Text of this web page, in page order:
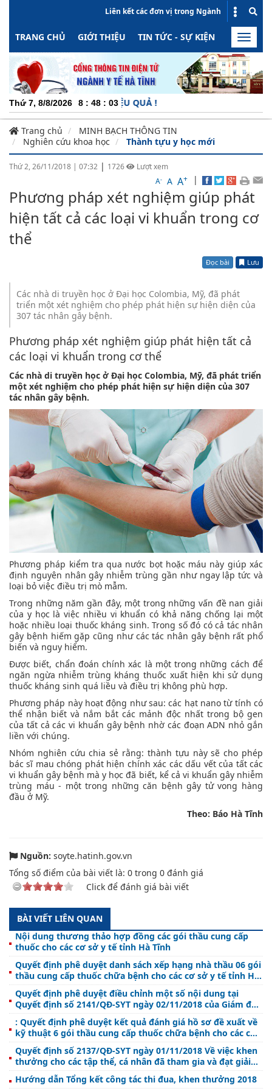
Liên kết các đơn vị trong Ngành
TRANG CHỦ GIỚI THIỆU TIN TỨC - SỰ KIỆN HOẠT
Toggle
Thứ 7, 8/8/2026 8 : 48 : 03
- MINH BẠCH - HIỆU QUẢ !
Trang chủ
MINH BẠCH THÔNG TIN
Nghiên cứu khoa học
Thành tựu y học mới
Thứ 2, 26/11/2018 | 07:32 | 1726
Lượt xem
A- A A+ |
Phương pháp xét nghiệm giúp phát
hiện tất cả các loại vi khuẩn trong cơ
thể
Đọc bài Lưu
Các nhà di truyền học ở Đại học Colombia, Mỹ, đã phát
triển một xét nghiệm cho phép phát hiện sự hiện diện của
307 tác nhân gây bệnh.
Phương pháp xét nghiệm giúp phát hiện tất cả
các loại vi khuẩn trong cơ thể
Các nhà di truyền học ở Đại học Colombia, Mỹ, đã phát triển
một xét nghiệm cho phép phát hiện sự hiện diện của 307
tác nhân gây bệnh.
Phương pháp kiểm tra qua nước bọt hoặc máu này giúp xác
định nguyên nhân gây nhiễm trùng gần như ngay lập tức và
loại bỏ việc điều trị mò mẫm.
Trong những năm gần đây, một trong những vấn đề nan giải
của y học là việc nhiều vi khuẩn có khả năng chống lại một
hoặc nhiều loại thuốc kháng sinh. Trong số đó có cả tác nhân
gây bệnh hiếm gặp cũng như các tác nhân gây bệnh rất phổ
biến và nguy hiểm.
Được biết, chẩn đoán chính xác là một trong những cách để
ngăn ngừa nhiễm trùng kháng thuốc xuất hiện khi sử dụng
thuốc kháng sinh quá liều và điều trị không phù hợp.
Phương pháp này hoạt động như sau: các hạt nano từ tính có
thể nhận biết và nắm bắt các mảnh độc nhất trong bộ gen
của tất cả các vi khuẩn gây bệnh nhờ các đoạn ADN nhỏ gắn
liền với chúng.
Nhóm nghiên cứu chia sẻ rằng: thành tựu này sẽ cho phép
bác sĩ mau chóng phát hiện chính xác các dấu vết của tất các
vi khuẩn gây bệnh mà y học đã biết, kể cả vi khuẩn gây nhiễm
trùng máu - một trong những căn bệnh gây tử vong hàng
đầu ở Mỹ.
Theo: Báo Hà Tĩnh
Nguồn: soyte.hatinh.gov.vn
Tổng số điểm của bài viết là: 0 trong 0 đánh giá
Click để đánh giá bài viết
BÀI VIẾT LIÊN QUAN
Nội dung thương thảo hợp đồng các gói thầu cung cấp
thuốc cho các cơ sở y tế tỉnh Hà Tĩnh
Quyết định phê duyệt danh sách xếp hạng nhà thầu 06 gói
thầu cung cấp thuốc chữa bệnh cho các cơ sở y tế tỉnh Hà
Tĩnh năm 2019
Quyết định phê duyệt điều chỉnh một số nội dung tại
Quyết định số 2141/QĐ-SYT ngày 02/11/2018 của Giám đốc
Sở Y tế Hà Tĩnh
: Quyết định phê duyệt kết quả đánh giá hồ sơ đề xuất về
kỹ thuật 6 gói thầu cung cấp thuốc chữa bệnh cho các cơ
sở y tế tỉnh Hà Tĩnh năm 2019
Quyết định số 2137/QĐ-SYT ngày 01/11/2018 Về việc khen
thưởng cho các tập thể, cá nhân đã tham gia và đạt giải
nhất tại chung kết "Cuộc thi Y tế cơ sở giỏi" toàn quốc
năm 2018
Hướng dẫn Tổng kết công tác thi đua, khen thưởng 2018